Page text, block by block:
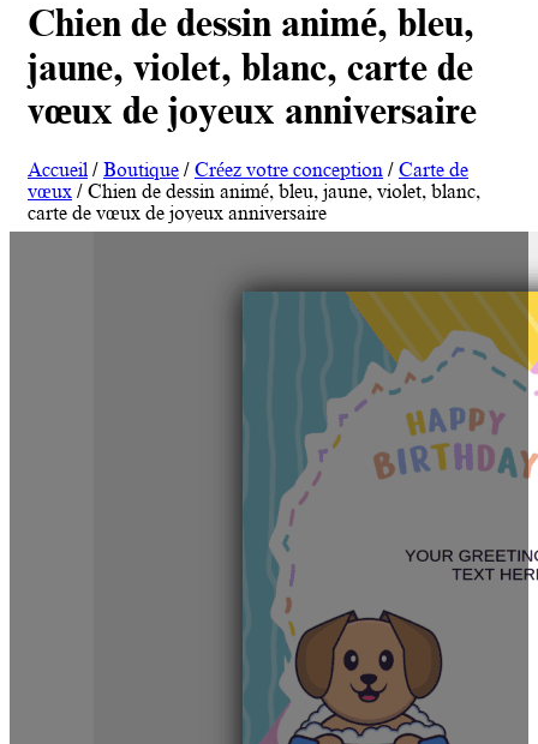
Chien de dessin animé, bleu,
jaune, violet, blanc, carte de
vœux de joyeux anniversaire
Accueil / Boutique / Créez votre conception / Carte de
vœux / Chien de dessin animé, bleu, jaune, violet, blanc,
carte de vœux de joyeux anniversaire